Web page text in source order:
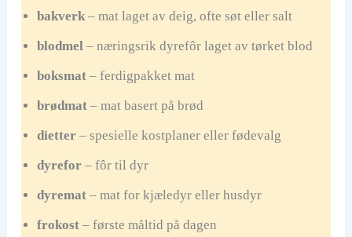
bakverk– mat laget av deig, ofte søt eller salt
blodmel– næringsrik dyrefôr laget av tørket blod
boksmat– ferdigpakket mat
brødmat– mat basert på brød
dietter– spesielle kostplaner eller fødevalg
dyrefor– fôr til dyr
dyremat– mat for kjæledyr eller husdyr
frokost– første måltid på dagen